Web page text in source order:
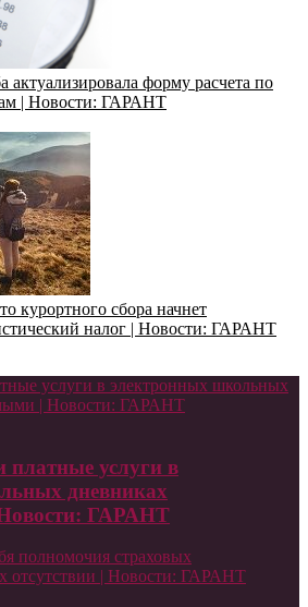
актуализировала форму расчета по
| Новости: ГАРАНТ
курортного сбора начнет
налог | Новости: ГАРАНТ
услуги в электронных школьных
| Новости: ГАРАНТ
платные услуги в
дневниках
ГАРАНТ
полномочия страховых
отсутствии | Новости: ГАРАНТ